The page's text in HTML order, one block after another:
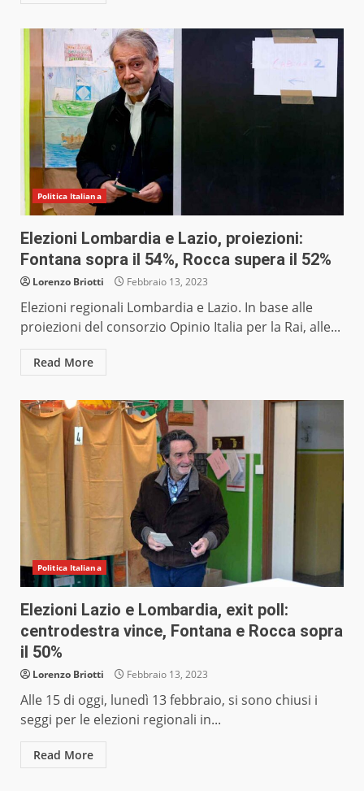
Politica Italiana
Elezioni Lombardia e Lazio, proiezioni:
Fontana sopra il 54%, Rocca supera il 52%
Lorenzo Briotti Febbraio 13, 2023
Elezioni regionali Lombardia e Lazio. In base alle
proiezioni del consorzio Opinio Italia per la Rai, alle...
Read More
Politica Italiana
Elezioni Lazio e Lombardia, exit poll:
centrodestra vince, Fontana e Rocca sopra
il 50%
Lorenzo Briotti Febbraio 13, 2023
Alle 15 di oggi, lunedì 13 febbraio, si sono chiusi i
seggi per le elezioni regionali in...
Read More